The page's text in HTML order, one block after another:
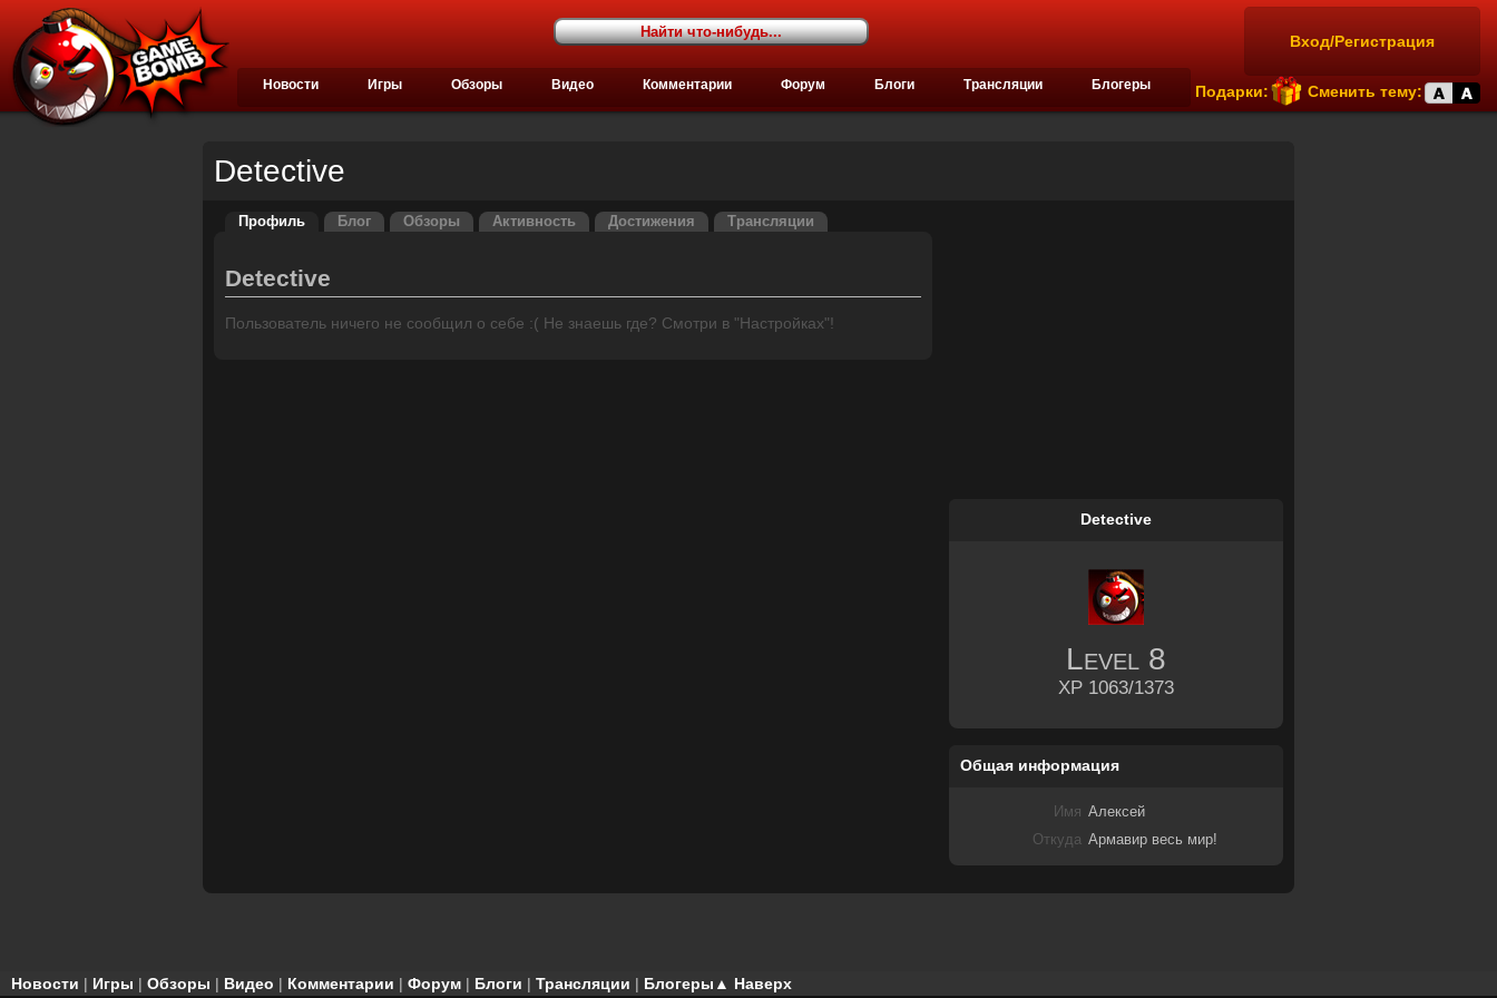
Вход/Регистрация
Подарки: Сменить тему:
Новости Игры Обзоры Видео Комментарии Форум Блоги Трансляции Блогеры
Detective
Профиль Блог Обзоры Активность Достижения Трансляции
Detective
Пользователь ничего не сообщил о себе :( Не знаешь где? Смотри в "Настройках"!
Detective
Level 8
XP 1063/1373
Общая информация
Имя Алексей
Откуда Армавир весь мир!
▲ Наверх
Новости | Игры | Обзоры | Видео | Комментарии | Форум | Блоги | Трансляции | Блогеры